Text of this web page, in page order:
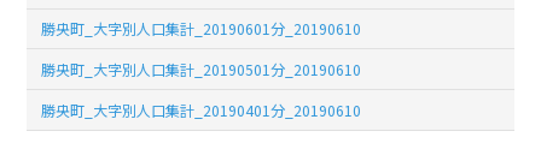
勝央町_大字別人口集計_20190601分_20190610
勝央町_大字別人口集計_20190501分_20190610
勝央町_大字別人口集計_20190401分_20190610